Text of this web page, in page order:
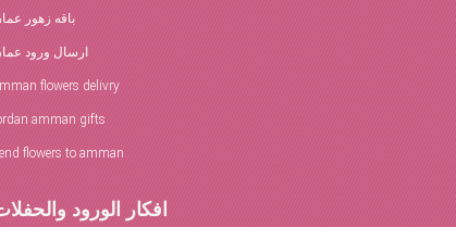
باقه زهور
ارسال ورود
flowers delivry
amman gifts
flowers to amman
افكار الورود